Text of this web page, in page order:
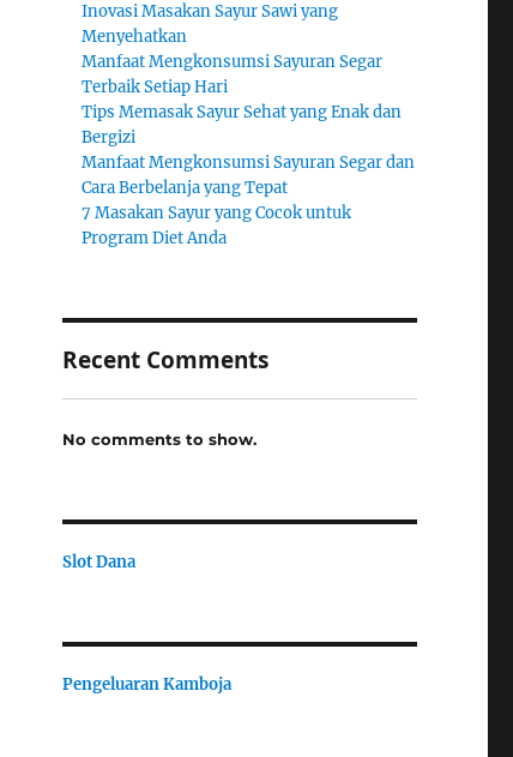
Inovasi Masakan Sayur Sawi yang
Menyehatkan
Manfaat Mengkonsumsi Sayuran Segar
Terbaik Setiap Hari
Tips Memasak Sayur Sehat yang Enak dan
Bergizi
Manfaat Mengkonsumsi Sayuran Segar dan
Cara Berbelanja yang Tepat
7 Masakan Sayur yang Cocok untuk
Program Diet Anda
Recent Comments
No comments to show.
Slot Dana
Pengeluaran Kamboja